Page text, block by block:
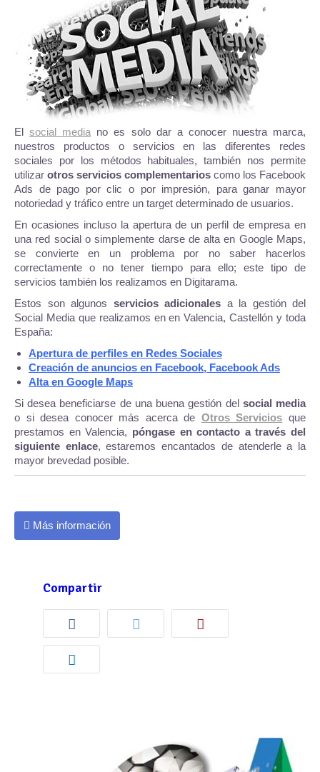
Elsocial media no es solo dar a conocer nuestra marca,
nuestros productos o servicios en las diferentes redes
sociales por los métodos habituales, también nos permite
utilizar otros servicios complementarios como los Facebook
Ads de pago por clic o por impresión, para ganar mayor
notoriedad y tráfico entre un target determinado de usuarios.
En ocasiones incluso la apertura de un perfil de empresa en
una red social o simplemente darse de alta en Google Maps,
se convierte en un problema por no saber hacerlos
correctamente o no tener tiempo para ello; este tipo de
servicios también los realizamos en Digitarama.
Estos son algunos servicios adicionales a la gestión del
Social Media que realizamos en en Valencia, Castellón y toda
España:
Apertura de perfiles en Redes Sociales
Creación de anuncios en Facebook, Facebook Ads
Alta en Google Maps
Si desea beneficiarse de una buena gestión del social media
o si desea conocer más acerca de Otros Servicios que
prestamos en Valencia, póngase en contacto a través del
siguiente enlace, estaremos encantados de atenderle a la
mayor brevedad posible.
Más información
Compartir